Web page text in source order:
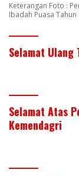
Keterangan Foto :
Ibadah Puasa Tahun
Selamat Ulang
Selamat Atas
Kemendagri